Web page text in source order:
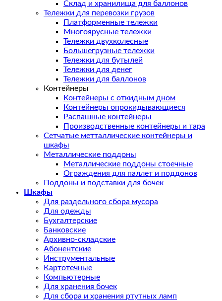
Склад и хранилища для баллонов
Тележки для перевозки грузов
Платформенные тележки
Многоярусные тележки
Тележки двухколесные
Большегрузные тележки
Тележки для бутылей
Тележки для денег
Тележки для баллонов
Контейнеры
Контейнеры с откидным дном
Контейнеры опрокидывающиеся
Распашные контейнеры
Производственные контейнеры и тара
Сетчатые метталлические контейнеры и
шкафы
Металлические поддоны
Металлические поддоны стоечные
Ограждения для паллет и поддонов
Поддоны и подставки для бочек
Шкафы
Для раздельного сбора мусора
Для одежды
Бухгалтерские
Банковские
Архивно-складские
Абонентские
Инструментальные
Картотечные
Компьютерные
Для хранения бочек
Для сбора и хранения ртутных ламп